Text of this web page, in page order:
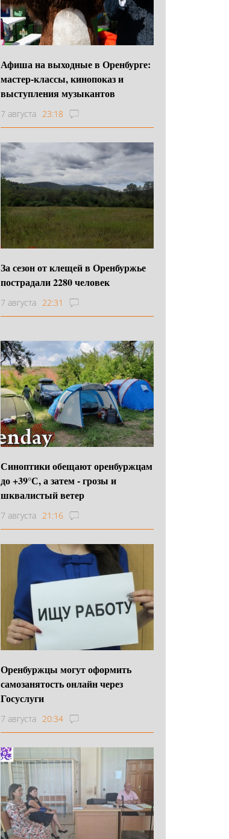
Афиша на выходные в Оренбурге:
мастер-классы, кинопоказ и
выступления музыкантов
7 августа 23:18
За сезон от клещей в Оренбуржье
пострадали 2280 человек
7 августа 22:31
Синоптики обещают оренбуржцам
до +39°С, а затем - грозы и
шквалистый ветер
7 августа 21:16
Оренбуржцы могут оформить
самозанятость онлайн через
Госуслуги
7 августа 20:34